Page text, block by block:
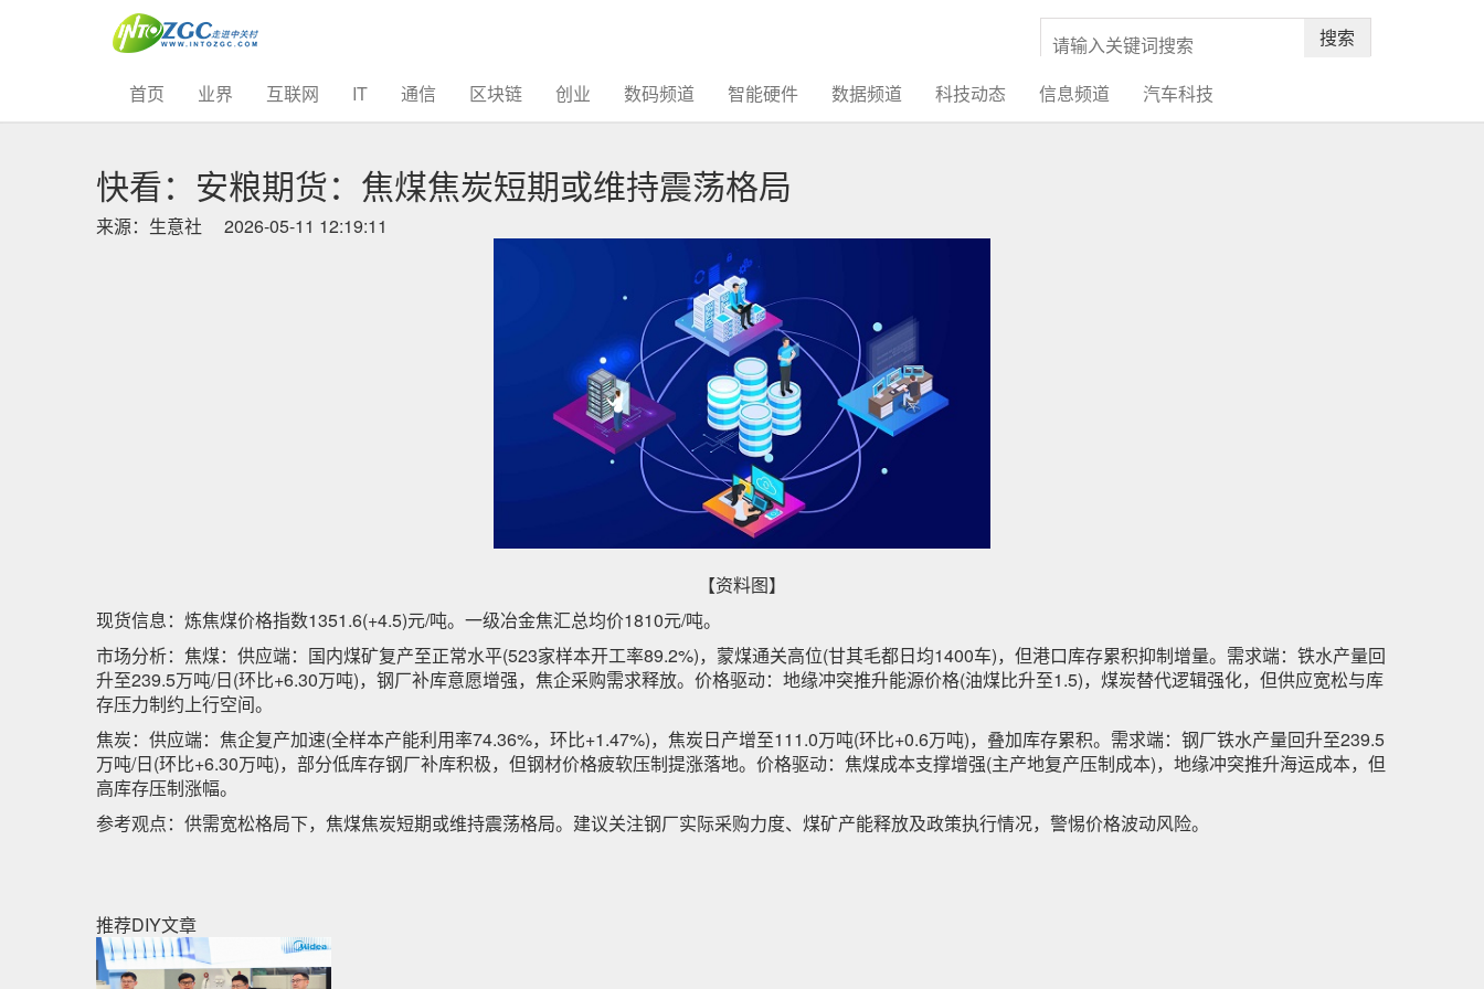
搜索
首页 (current)
业界 互联网 IT 通信 区块链 创业 数码频道 智能硬件 数据频道 科技动态 信息频道 汽车科技
快看：安粮期货：焦煤焦炭短期或维持震荡格局
来源：生意社 2026-05-11 12:19:11
【资料图】
现货信息：炼焦煤价格指数1351.6(+4.5)元/吨。一级冶金焦汇总均价1810元/吨。
市场分析：焦煤：供应端：国内煤矿复产至正常水平(523家样本开工率89.2%)，蒙煤通关高位(甘其毛都日均1400车)，但港口库存累积抑制增量。需求端：铁水产量回
升至239.5万吨/日(环比+6.30万吨)，钢厂补库意愿增强，焦企采购需求释放。价格驱动：地缘冲突推升能源价格(油煤比升至1.5)，煤炭替代逻辑强化，但供应宽松与库
存压力制约上行空间。
焦炭：供应端：焦企复产加速(全样本产能利用率74.36%，环比+1.47%)，焦炭日产增至111.0万吨(环比+0.6万吨)，叠加库存累积。需求端：钢厂铁水产量回升至239.5
万吨/日(环比+6.30万吨)，部分低库存钢厂补库积极，但钢材价格疲软压制提涨落地。价格驱动：焦煤成本支撑增强(主产地复产压制成本)，地缘冲突推升海运成本，但
高库存压制涨幅。
参考观点：供需宽松格局下，焦煤焦炭短期或维持震荡格局。建议关注钢厂实际采购力度、煤矿产能释放及政策执行情况，警惕价格波动风险。
推荐DIY文章